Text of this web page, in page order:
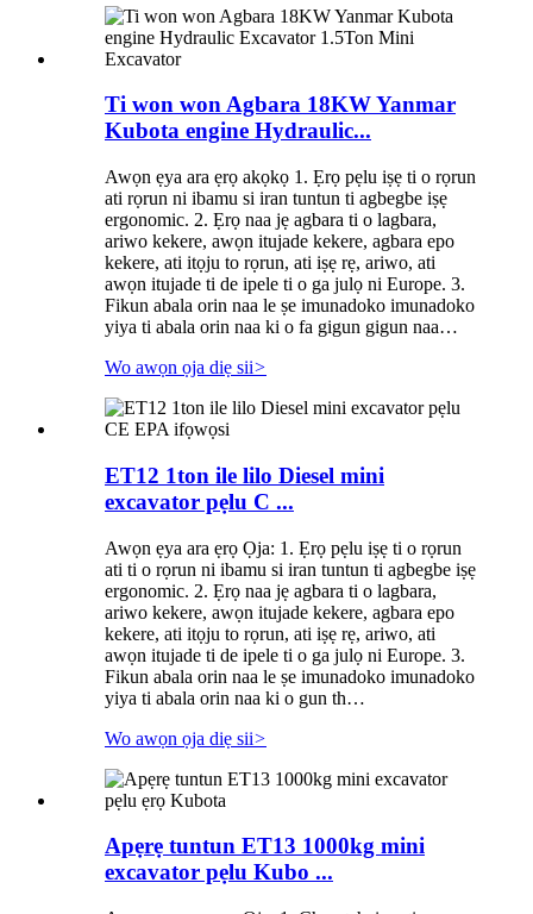
Ti won won Agbara 18KW Yanmar
Kubota engine Hydraulic...
Awọn ẹya ara ẹrọ akọkọ 1. Ẹrọ pẹlu iṣẹ ti o rọrun
ati rọrun ni ibamu si iran tuntun ti agbegbe iṣẹ
ergonomic. 2. Ẹrọ naa jẹ agbara ti o lagbara,
ariwo kekere, awọn itujade kekere, agbara epo
kekere, ati itọju to rọrun, ati iṣẹ rẹ, ariwo, ati
awọn itujade ti de ipele ti o ga julọ ni Europe. 3.
Fikun abala orin naa le ṣe imunadoko imunadoko
yiya ti abala orin naa ki o fa gigun gigun naa…
Wo awọn ọja diẹ sii>
ET12 1ton ile lilo Diesel mini
excavator pẹlu C ...
Awọn ẹya ara ẹrọ Ọja: 1. Ẹrọ pẹlu iṣẹ ti o rọrun
ati ti o rọrun ni ibamu si iran tuntun ti agbegbe iṣẹ
ergonomic. 2. Ẹrọ naa jẹ agbara ti o lagbara,
ariwo kekere, awọn itujade kekere, agbara epo
kekere, ati itọju to rọrun, ati iṣẹ rẹ, ariwo, ati
awọn itujade ti de ipele ti o ga julọ ni Europe. 3.
Fikun abala orin naa le ṣe imunadoko imunadoko
yiya ti abala orin naa ki o gun th…
Wo awọn ọja diẹ sii>
Apẹrẹ tuntun ET13 1000kg mini
excavator pẹlu Kubo ...